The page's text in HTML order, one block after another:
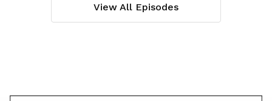
View All Episodes